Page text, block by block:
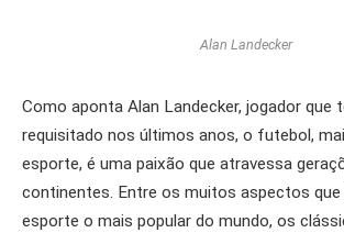
Alan Landecker
Como aponta Alan Landecker, jogador que
requisitado nos últimos anos, o futebol,
esporte, é uma paixão que atravessa
continentes. Entre os muitos aspectos
esporte o mais popular do mundo, os